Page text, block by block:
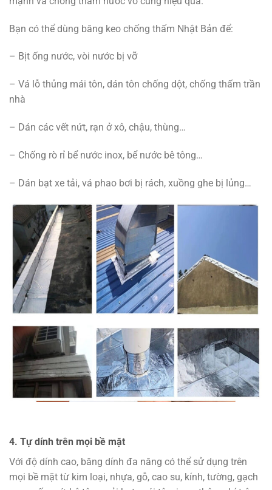
Bạn có thể dùng băng keo chống thấm Nhật Bản để:
– Bịt ống nước, vòi nước bị vỡ
– Vá lỗ thủng mái tôn, dán tôn chống dột, chống thấm trần
nhà
– Dán các vết nứt, rạn ở xô, chậu, thùng…
– Chống rò rỉ bể nước inox, bể nước bê tông…
– Dán bạt xe tải, vá phao bơi bị rách, xuồng ghe bị lủng…
4. Tự dính trên mọi bề mặt
Với độ dính cao, băng dính đa năng có thể sử dụng trên
mọi bề mặt từ kim loại, nhựa, gỗ, cao su, kính, tường, gạch